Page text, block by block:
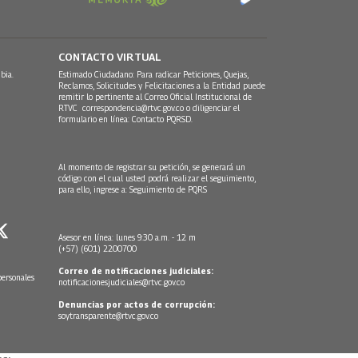
CONTACTO VIRTUAL
Estimado Ciudadano: Para radicar Peticiones, Quejas,
Reclamos, Solicitudes y Felicitaciones a la Entidad puede
remitir lo pertinente al Correo Oficial Institucional de
RTVC correspondencia@rtvc.gov.co o diligenciar el
formulario en línea: Contacto PQRSD.
Al momento de registrar su petición, se generará un
código con el cual usted podrá realizar el seguimiento,
para ello, ingrese a: Seguimiento de PQRS
Asesor en línea: lunes 9:30 a.m. - 12 m
(+57) (601) 2200700
Correo de notificaciones judiciales:
notificacionesjudiciales@rtvc.gov.co
Denuncias por actos de corrupción:
soytransparente@rtvc.gov.co